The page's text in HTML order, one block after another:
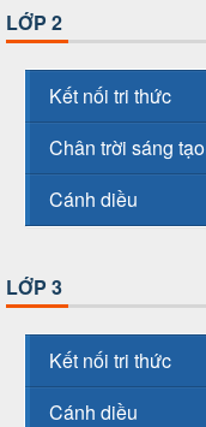
LỚP 2
Kết nối tri thức
Chân trời sáng tạo
Cánh diều
LỚP 3
Kết nối tri thức
Cánh diều